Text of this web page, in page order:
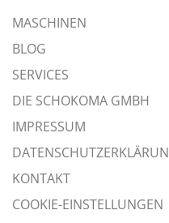
MASCHINEN
BLOG
SERVICES
DIE SCHOKOMA GMBH
IMPRESSUM
KONTAKT
COOKIE-EINSTELLUNGEN